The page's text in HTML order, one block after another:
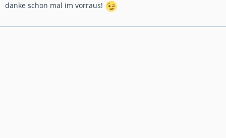
danke schon mal im vorraus!